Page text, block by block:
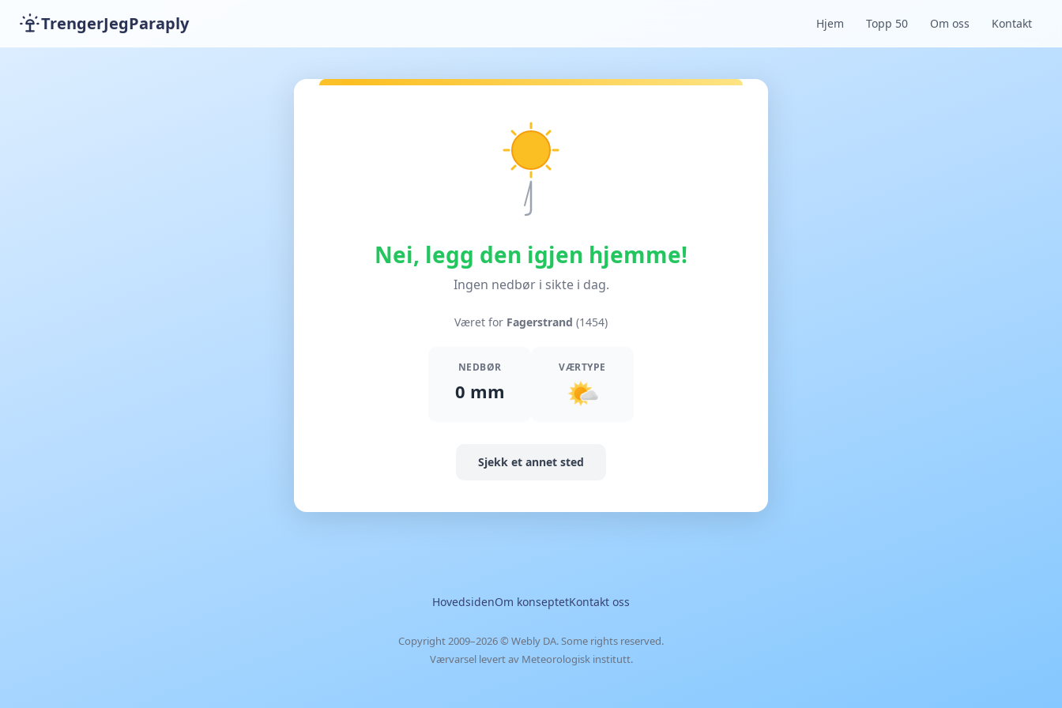
TrengerJegParaply Hjem Topp 50 Om oss Kontakt
Nei, legg den igjen hjemme!
Ingen nedbør i sikte i dag.
Været for Fagerstrand (1454)
NEDBØR
0 mm
VÆRTYPE
Sjekk et annet sted
HovedsidenOm konseptetKontakt oss
Copyright 2009–2026 © Webly DA. Some rights reserved.
Værvarsel levert av Meteorologisk institutt.